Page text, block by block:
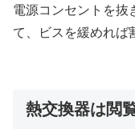
電源コンセントを抜
て、ビスを緩めれば
熱交換器は閲